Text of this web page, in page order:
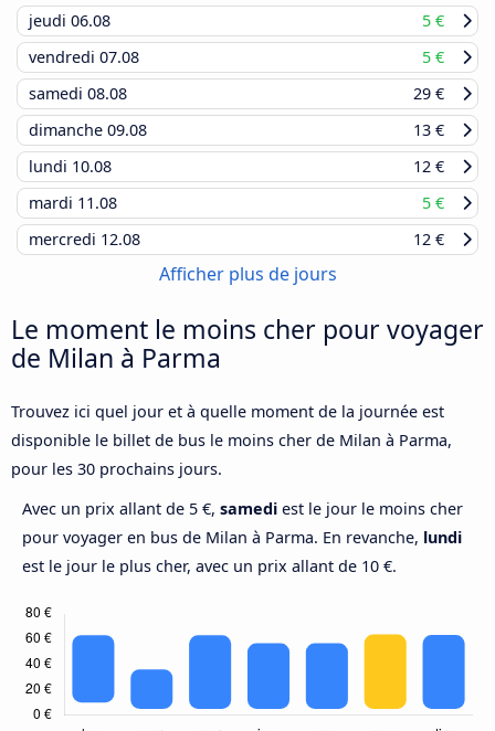
jeudi 06.08
5 €
vendredi 07.08
5 €
samedi 08.08
29 €
dimanche 09.08
13 €
lundi 10.08
12 €
mardi 11.08
5 €
mercredi 12.08 12 €
Afficher plus de jours
Le moment le moins cher pour voyager
de Milan à Parma
Trouvez ici quel jour et à quelle moment de la journée est
disponible le billet de bus le moins cher de Milan à Parma,
pour les 30 prochains jours.
Avec un prix allant de 5 €, samedi est le jour le moins cher
pour voyager en bus de Milan à Parma. En revanche, lundi
est le jour le plus cher, avec un prix allant de 10 €.